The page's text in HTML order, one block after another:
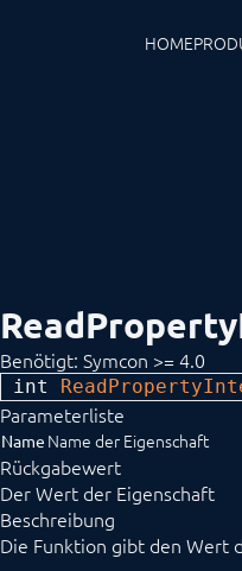
HOME
Benötigt: Symcon >= 4.0
int
Parameterliste
Name Name der Eigenschaft
Rückgabewert
Der Wert der Eigenschaft
Beschreibung
Die Funktion gibt den Wert